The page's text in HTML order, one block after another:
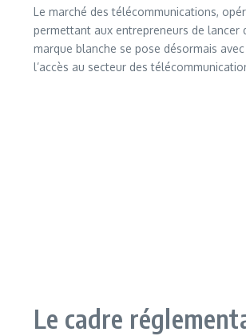
Le marché des télécommunications,
permettant aux entrepreneurs de lancer
marque blanche se pose désormais
l’accès au secteur des
Le cadre